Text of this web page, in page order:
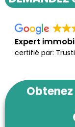
Expert
certifié par: